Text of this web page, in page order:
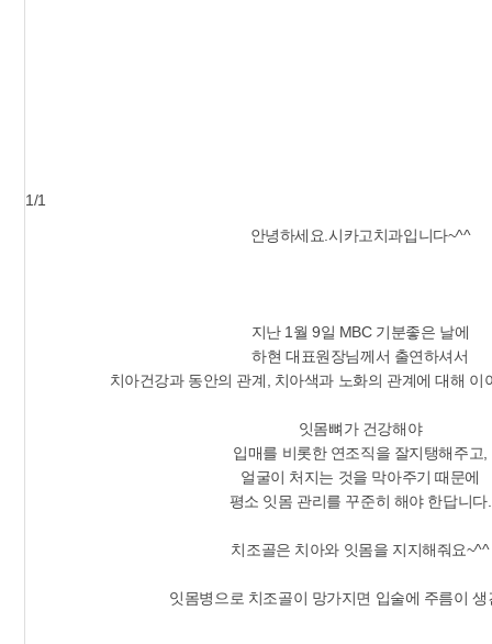
1/1
안녕하세요.시카고치과입니다~^^
지난 1월 9일 MBC 기분좋은 날에
하현 대표원장님께서 출연하셔서
치아건강과 동안의 관계, 치아색과 노화의 관계에 대해 이
잇몸뼈가 건강해야
입매를 비롯한 연조직을 잘지탱해주고,
얼굴이 처지는 것을 막아주기 때문에
평소 잇몸 관리를 꾸준히 해야 한답니다.
치조골은 치아와 잇몸을 지지해줘요~^^
잇몸병으로 치조골이 망가지면 입술에 주름이 생